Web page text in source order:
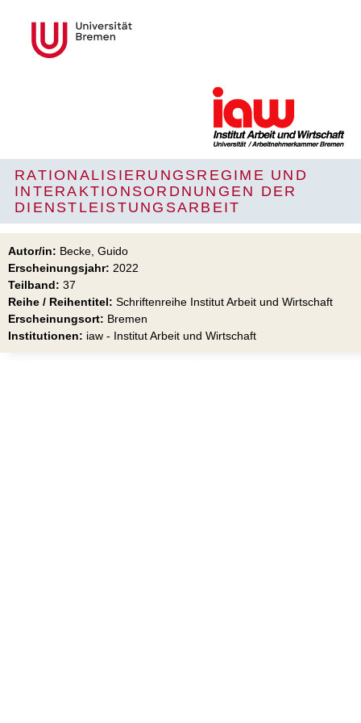
RATIONALISIERUNGSREGIME UND
INTERAKTIONSORDNUNGEN DER
DIENSTLEISTUNGSARBEIT
Autor/in: Becke, Guido
Erscheinungsjahr: 2022
Teilband: 37
Reihe / Reihentitel: Schriftenreihe Institut Arbeit und Wirtschaft
Erscheinungsort: Bremen
Institutionen: iaw - Institut Arbeit und Wirtschaft